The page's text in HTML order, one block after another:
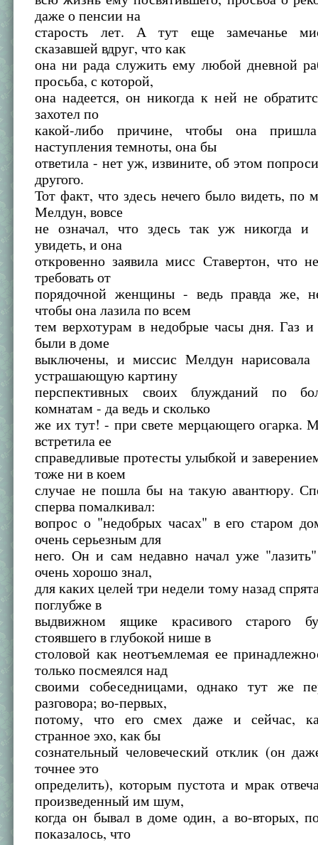
даже о пенсии на
старость лет. А тут еще замечанье
сказавшей вдруг, что как
она ни рада служить ему любой дневной
просьба, с которой,
она надеется, он никогда к ней не
захотел по
какой-либо причине, чтобы она
наступления темноты, она бы
ответила - нет уж, извините, об этом
другого.
Тот факт, что здесь нечего было видеть, по
Мелдун, вовсе
не означал, что здесь так уж никогда и
увидеть, и она
откровенно заявила мисс Ставертон, что
требовать от
порядочной женщины - ведь правда же,
чтобы она лазила по всем
тем верхотурам в недобрые часы дня. Газ и
были в доме
выключены, и миссис Мелдун нарисовала
устрашающую картину
перспективных своих блужданий по
комнатам - да ведь и сколько
же их тут! - при свете мерцающего огарка.
встретила ее
справедливые протесты улыбкой и
тоже ни в коем
случае не пошла бы на такую авантюру.
сперва помалкивал:
вопрос о "недобрых часах" в его старом
очень серьезным для
него. Он и сам недавно начал уже
очень хорошо знал,
для каких целей три недели тому назад
поглубже в
выдвижном ящике красивого старого
стоявшего в глубокой нише в
столовой как неотъемлемая ее
только посмеялся над
своими собеседницами, однако тут же
разговора; во-первых,
потому, что его смех даже и сейчас,
странное эхо, как бы
сознательный человеческий отклик (он
точнее это
определить), которым пустота и мрак
произведенный им шум,
когда он бывал в доме один, а во-вторых,
показалось, что